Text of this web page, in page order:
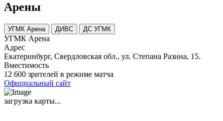
Арены
УГМК Арена ДИВС ДС УГМК
УГМК Арена
Адрес
Екатеринбург, Свердловская обл., ул. Степана Разина, 15.
Вместимость
12 600 зрителей в режиме матча
Официальный сайт
загрузка карты...